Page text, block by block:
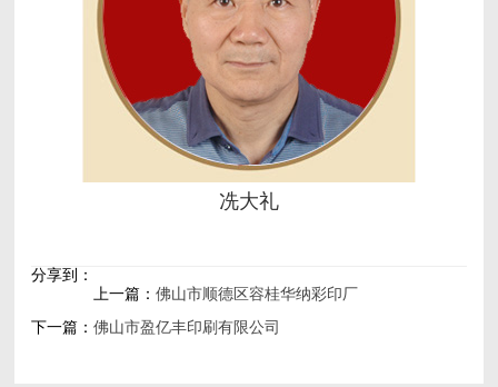
冼大礼
分享到：
上一篇： 佛山市顺德区容桂华纳彩印厂
下一篇： 佛山市盈亿丰印刷有限公司